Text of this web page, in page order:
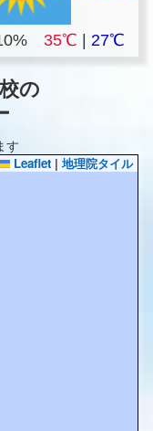
35℃ |27℃
の
す
Leaflet | 地理院タイル